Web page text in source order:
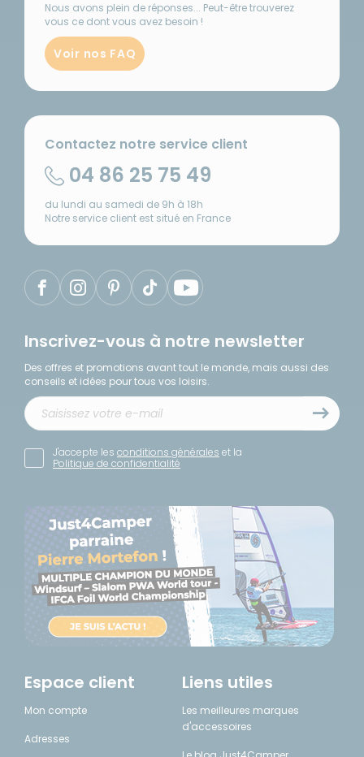
Nous avons plein de réponses... Peut-être trouverez
vous ce dont vous avez besoin !
Voir nos FAQ
Contactez notre service client
04 86 25 75 49
du lundi au samedi de 9h à 18h
Notre service client est situé en France
Inscrivez-vous à notre newsletter
Des offres et promotions avant tout le monde, mais aussi des
conseils et idées pour tous vos loisirs.
J'accepte les conditions générales et la
Politique de confidentialité
Espace client
Mon compte
Adresses
Liens utiles
Les meilleures marques
d'accessoires